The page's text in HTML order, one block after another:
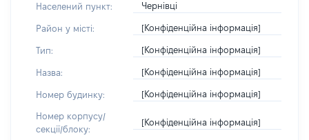
Населений пункт: Чернівці
Район у місті: [Конфіденційна інформація]
Тип: [Конфіденційна інформація]
Назва: [Конфіденційна інформація]
Номер будинку: [Конфіденційна інформація]
Номер корпусу/
секції/блоку:
[Конфіденційна інформація]